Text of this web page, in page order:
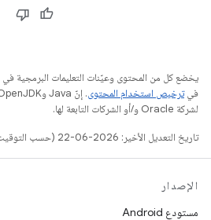
يخضع كل من المحتوى وعيّنات التعليمات البرمجية
فيترخيص استخدام المحتوى
لشركة Oracle و/أو الشركات التابعة لها.
تاريخ التعديل الأخير: 2026-06-22 (حسب التوقيت العالمي المتفَّق عليه)
الإصدار
مستودع Android